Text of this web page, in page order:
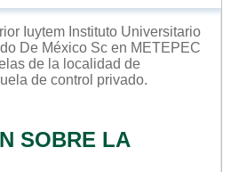
Iuytem Instituto Universitario
De México Sc en METEPEC
de la localidad de
de control privado.
SOBRE LA